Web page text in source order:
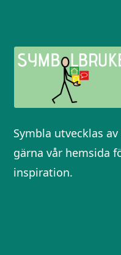
Symbla utvecklas
gärna vår hemsida
inspiration.